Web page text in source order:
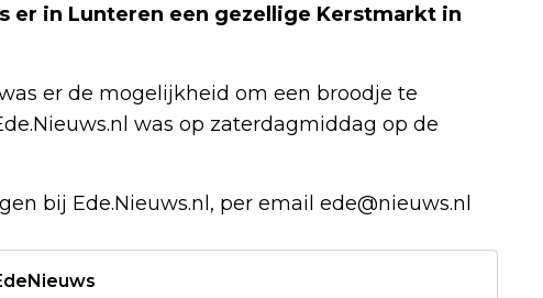
er in Lunteren een gezellige Kerstmarkt in
er de mogelijkheid om een broodje te
was op zaterdagmiddag op de
bij Ede.Nieuws.nl, per email ede@nieuws.nl